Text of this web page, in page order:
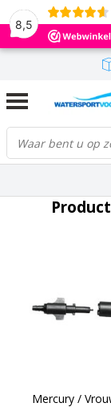
8,5
Mercury /